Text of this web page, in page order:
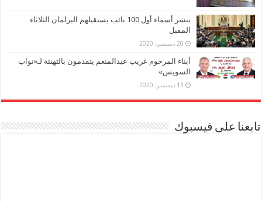
ننشر أسماء أول 100 نائب يستقبلهم البرلمان الثلاثاء
المقبل
20 ديسمبر، 2020
أبناء المرحوم غريب عبدالمنعم يتقدمون بالتهنئة لـ«نواب
السويس»
13 ديسمبر، 2020
تابعنا على فيسبوك